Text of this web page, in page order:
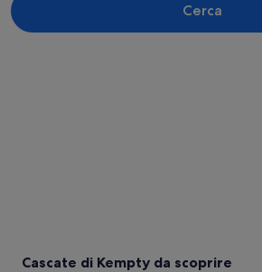
Cerca
Cascate di Kempty da scoprire